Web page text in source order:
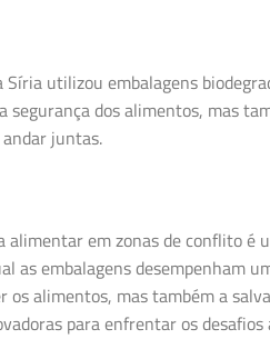
utilizou embalagens
segurança dos alimentos, mas
juntas.
alimentar em zonas de conflito é
as embalagens desempenham
os alimentos, mas também a
para enfrentar os desafios